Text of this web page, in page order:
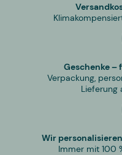
Geschenke
Verpackung,
Lieferung
Wir
Immer mit 100